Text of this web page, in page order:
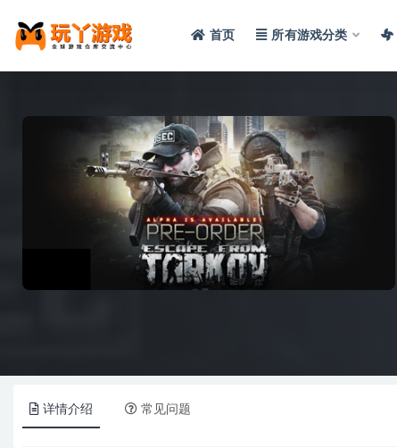
首页 所有游戏分类
详情介绍 常见问题